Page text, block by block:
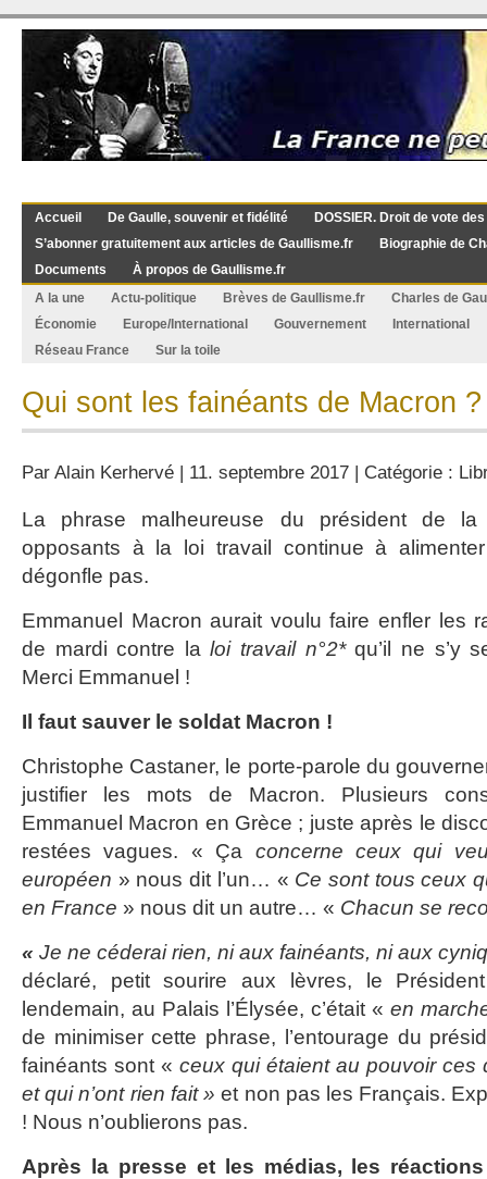
Accueil De Gaulle, souvenir et fidélité
DOSSIER. Droit de vote
S’abonner gratuitement aux articles de Gaullisme.fr
Biographie de
Documents
À propos de Gaullisme.fr
A la une
Actu-politique Brèves de Gaullisme.fr
Charles de
Économie
Europe/International Gouvernement
International
Réseau France
Sur la toile
Qui sont les fainéants de Macron ?
Par Alain Kerhervé | 11. septembre 2017 | Catégorie :
La phrase malheureuse du président de la
opposants à la loi travail continue à
dégonfle pas.
Emmanuel Macron aurait voulu faire enfler les
de mardi contre laloi travail n°2*qu’il ne s’y
Merci Emmanuel !
Il faut sauver le soldat Macron !
Christophe Castaner, le porte-parole du
justifier les mots de Macron. Plusieurs
Emmanuel Macron en Grèce ; juste après le
restées vagues. « Ça concerne ceux qui
européen » nous dit l’un… « Ce sont tous ceux
en France » nous dit un autre… « Chacun se
« Je ne céderai rien, ni aux fainéants, ni aux
déclaré, petit sourire aux lèvres, le
lendemain, au Palais l’Élysée, c’était « en
de minimiser cette phrase, l’entourage du
fainéants sont « ceux qui étaient au pouvoir ces
et qui n’ont rien fait » et non pas les Français.
! Nous n’oublierons pas.
Après la presse et les médias, les